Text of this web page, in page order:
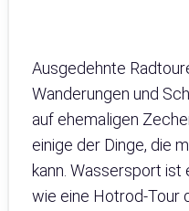
Ausgedehnte
Wanderungen und
auf ehemaligen
einige der Dinge, die
kann. Wassersport
wie eine Hotrod-Tour